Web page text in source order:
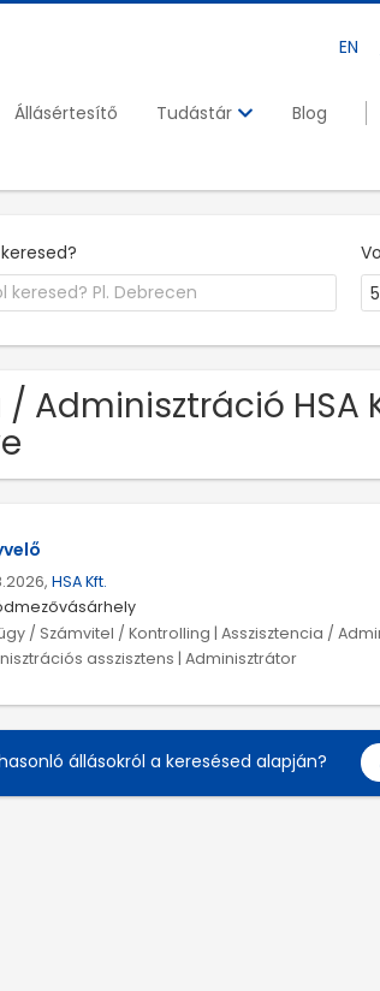
EN
Állásértesítő Tudástár Blog
/ Adminisztráció
HSA Kft.
/ Számvitel / Kontrolling | Asszisztencia /
asszisztens | Adminisztrátor
állásokról a keresésed alapján?